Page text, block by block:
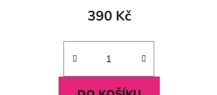
produktu
5,0
z
390 Kč